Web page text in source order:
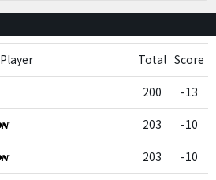
Player Total Score
200 -13
203 -10
203 -10